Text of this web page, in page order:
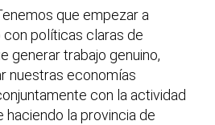
que empezar a
políticas claras de
generar trabajo genuino,
nuestras economías
con la actividad
haciendo la provincia de